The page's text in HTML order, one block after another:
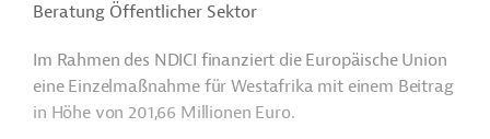
Beratung Öffentlicher Sektor
Im Rahmen des NDICI finanziert die Europäische Union
eine Einzelmaßnahme für Westafrika mit einem Beitrag
in Höhe von 201,66 Millionen Euro.